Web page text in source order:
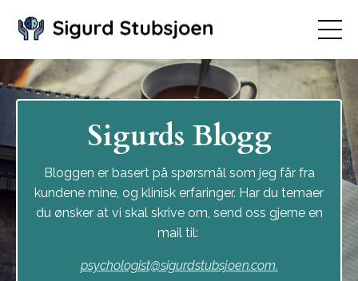
Sigurds Blogg
Bloggen er basert på spørsmål som jeg får fra
kundene mine, og klinisk erfaringer. Har du temaer
du ønsker at vi skal skrive om, send oss gjerne en
mail til:
psychologist@sigurdstubsjoen.com.